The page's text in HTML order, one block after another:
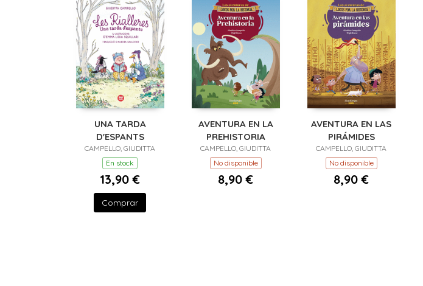
UNA TARDA
D'ESPANTS
CAMPELLO, GIUDITTA
En stock
13,90 €
Comprar
AVENTURA EN LA
PREHISTORIA
CAMPELLO, GIUDITTA
No disponible
8,90 €
AVENTURA EN LAS
PIRÁMIDES
CAMPELLO, GIUDITTA
No disponible
8,90 €